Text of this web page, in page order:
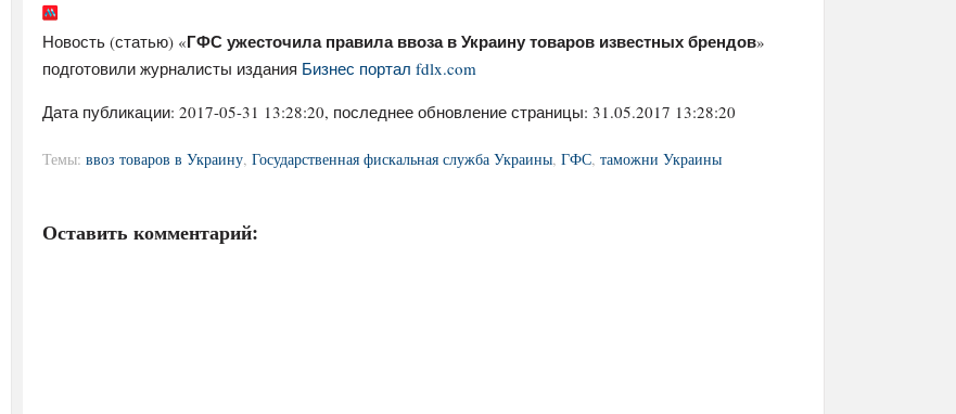
Новость (статью) «ГФС ужесточила правила ввоза в Украину товаров известных брендов»
подготовили журналисты издания Бизнес портал fdlx.com
Дата публикации: 2017-05-31 13:28:20, последнее обновление страницы: 31.05.2017 13:28:20
Темы: ввоз товаров в Украину, Государственная фискальная служба Украины, ГФС, таможни Украины
Оставить комментарий: